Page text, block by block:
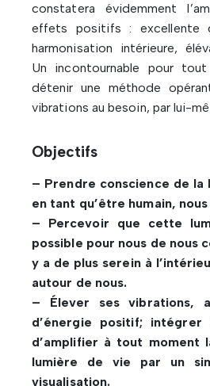
constatera évidemment
effets positifs : excellente
harmonisation intérieure,
Un incontournable pour
détenir une méthode
vibrations au besoin, par lui-
Objectifs
– Prendre conscience de la
en tant qu’être humain,
– Percevoir que cette
possible pour nous de nous
y a de plus serein à
autour de nous.
– Élever ses vibrations,
d’énergie positif; intégrer
d’amplifier à tout moment
lumière de vie par un
visualisation.